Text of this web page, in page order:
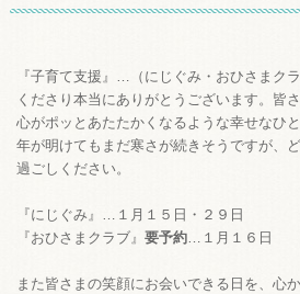
『子育て支援』…（にじぐみ・おひさまク
くださり本当にありがとうございます。皆
心がポッとあたたかくなるような幸せなひと
年が明けてもまだ寒さが続きそうですが、
過ごしください。
『にじぐみ』…１月１５日・２９日
『おひさまクラブ』要予約…１月１６日
また皆さまの笑顔にお会いできる日を、心